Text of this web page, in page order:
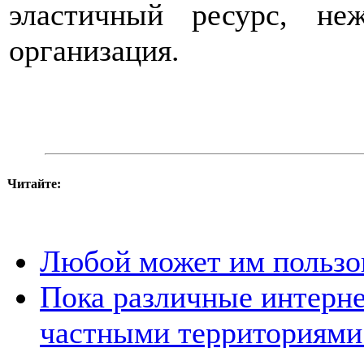
эластичный ресурс,
организация.
Читайте:
Любой может им
Пока различные
частными